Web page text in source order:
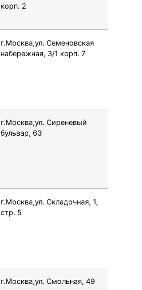
корп. 2
г.Москва,ул. Семеновская
набережная, 3/1 корп. 7
г.Москва,ул. Сиреневый
бульвар, 63
г.Москва,ул. Складочная, 1,
стр. 5
г.Москва,ул. Смольная, 49